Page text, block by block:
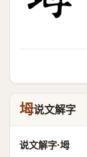
坶说文解字
说文解字·坶